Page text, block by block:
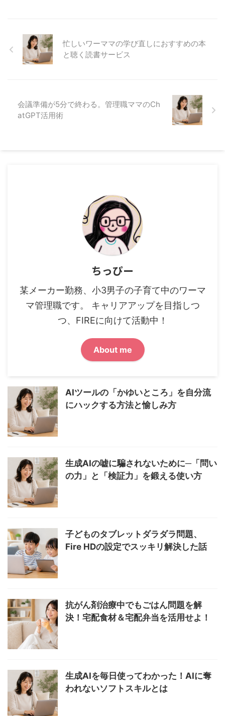
忙しいワーママの学び直しにおすすめの本
と聴く読書サービス
会議準備が5分で終わる。管理職ママのCh
atGPT活用術
ちっぴー
某メーカー勤務、小3男子の子育て中のワーマ
マ管理職です。 キャリアアップを目指しつ
つ、FIREに向けて活動中！
About me
AIツールの「かゆいところ」を自分流
にハックする方法と愉しみ方
生成AIの嘘に騙されないために─「問い
の力」と「検証力」を鍛える使い方
子どものタブレットダラダラ問題、
Fire HDの設定でスッキリ解決した話
抗がん剤治療中でもごはん問題を解
決！宅配食材＆宅配弁当を活用せよ！
生成AIを毎日使ってわかった！AIに奪
われないソフトスキルとは